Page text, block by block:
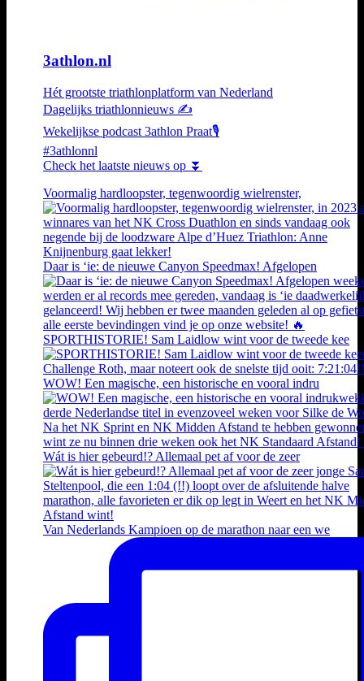
3athlon.nl
Hét grootste triathlonplatform van Nederland
Dagelijks triathlonnieuws ✍️
Wekelijkse podcast 3athlon Praat🎙️
#3athlonnl
Check het laatste nieuws op ⏬
Voormalig hardloopster, tegenwoordig wielrenster,
Daar is ‘ie: de nieuwe Canyon Speedmax! Afgelopen
SPORTHISTORIE! Sam Laidlow wint voor de tweede kee
WOW! Een magische, een historische en vooral indru
Wát is hier gebeurd!? Allemaal pet af voor de zeer
Van Nederlands Kampioen op de marathon naar een we